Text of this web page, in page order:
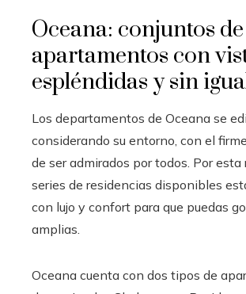
Oceana: conjuntos de
apartamentos con
espléndidas y sin
Los departamentos de Oceana se
considerando su entorno, con el
de ser admirados por todos. Por esta
series de residencias disponibles
con lujo y confort para que puedas
amplias.
Oceana cuenta con dos tipos de